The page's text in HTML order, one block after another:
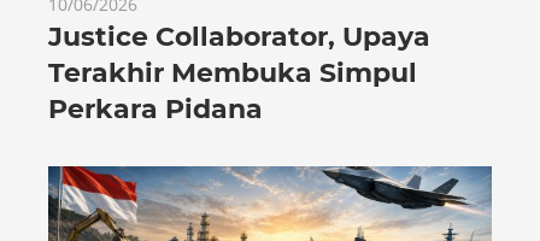
Justice Collaborator, Upaya
Terakhir Membuka Simpul
Perkara Pidana